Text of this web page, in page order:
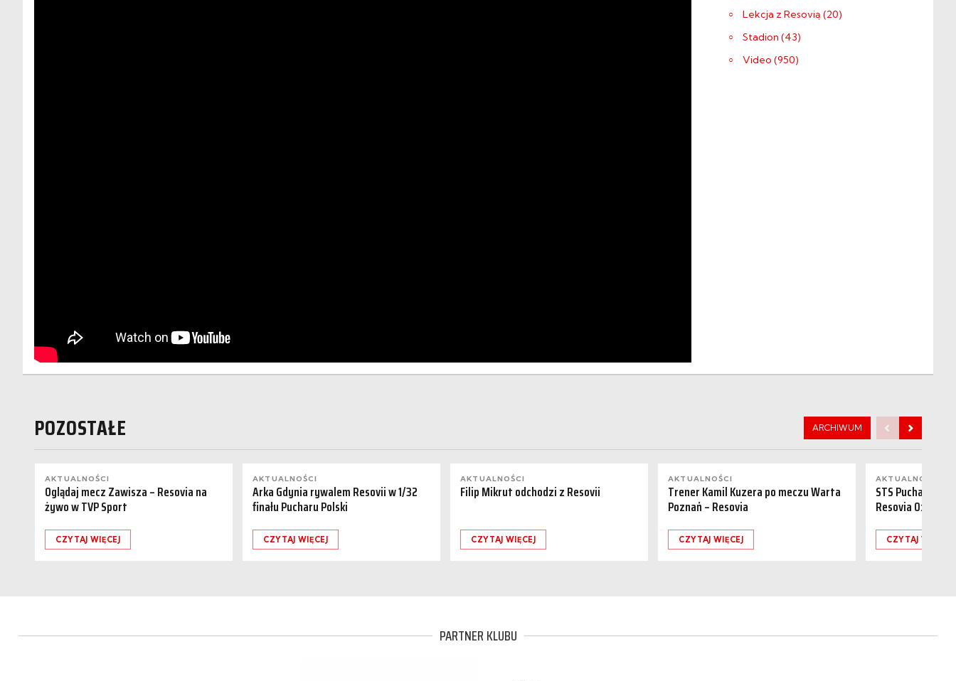
Lekcja z Resovią (20)
Stadion (43)
Video (950)
POZOSTAŁE ARCHIWUM
AKTUALNOŚCI
Oglądaj mecz Zawisza – Resovia na
żywo w TVP Sport
CZYTAJ WIĘCEJ
AKTUALNOŚCI
Arka Gdynia rywalem Resovii w 1/32
finału Pucharu Polski
CZYTAJ WIĘCEJ
AKTUALNOŚCI
Filip Mikrut odchodzi z Resovii
CZYTAJ WIĘCEJ
AKTUALNOŚCI
Trener Kamil Kuzera po meczu Warta
Poznań – Resovia
CZYTAJ WIĘCEJ
AKTUALNOŚCI
STS Puchar
Resovia 0:1
CZYTAJ WIĘCEJ
PARTNER KLUBU